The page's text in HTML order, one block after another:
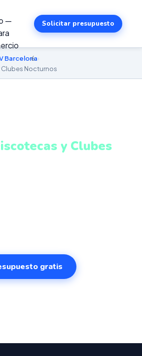
Solicitar presupuesto
Barcelona›
Nocturnos
y Clubes
gratis